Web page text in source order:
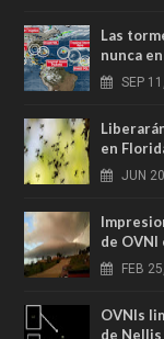
Las
nunca
SEP 11,
en
JUN
de OVNI
FEB 25,
OVNIs
de Nellis